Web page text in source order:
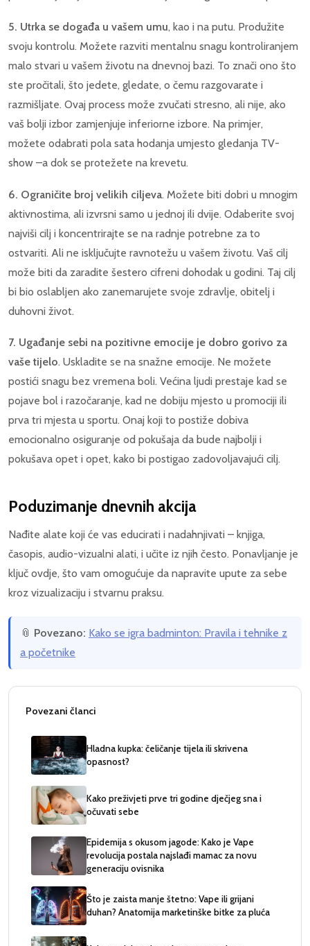
5. Utrka se događa u vašem umu, kao i na putu. Produžite
svoju kontrolu. Možete razviti mentalnu snagu kontroliranjem
malo stvari u vašem životu na dnevnoj bazi. To znači ono što
ste pročitali, što jedete, gledate, o čemu razgovarate i
razmišljate. Ovaj process može zvučati stresno, ali nije, ako
vaš bolji izbor zamjenjuje inferiorne izbore. Na primjer,
možete odabrati pola sata hodanja umjesto gledanja TV-
show –a dok se protežete na krevetu.
6. Ograničite broj velikih ciljeva. Možete biti dobri u mnogim
aktivnostima, ali izvrsni samo u jednoj ili dvije. Odaberite svoj
najviši cilj i koncentrirajte se na radnje potrebne za to
ostvariti. Ali ne isključujte ravnotežu u vašem životu. Vaš cilj
može biti da zaradite šestero cifreni dohodak u godini. Taj cilj
bi bio oslabljen ako zanemarujete svoje zdravlje, obitelj i
duhovni život.
7. Ugađanje sebi na pozitivne emocije je dobro gorivo za
vaše tijelo. Uskladite se na snažne emocije. Ne možete
postići snagu bez vremena boli. Većina ljudi prestaje kad se
pojave bol i razočaranje, kad ne dobiju mjesto u promociji ili
prva tri mjesta u sportu. Onaj koji to postiže dobiva
emocionalno osiguranje od pokušaja da bude najbolji i
pokušava opet i opet, kako bi postigao zadovoljavajući cilj.
Poduzimanje dnevnih akcija
Nađite alate koji će vas educirati i nadahnjivati – knjiga,
časopis, audio-vizualni alati, i učite iz njih često. Ponavljanje je
ključ ovdje, što vam omogućuje da napravite upute za sebe
kroz vizualizaciju i stvarnu praksu.
📎 Povezano: Kako se igra badminton: Pravila i tehnike z
a početnike
Povezani članci
Hladna kupka: čeličanje tijela ili skrivena
opasnost?
Kako preživjeti prve tri godine dječjeg sna i
očuvati sebe
Epidemija s okusom jagode: Kako je Vape
revolucija postala najslađi mamac za novu
generaciju ovisnika
Što je zaista manje štetno: Vape ili grijani
duhan? Anatomija marketinške bitke za pluća